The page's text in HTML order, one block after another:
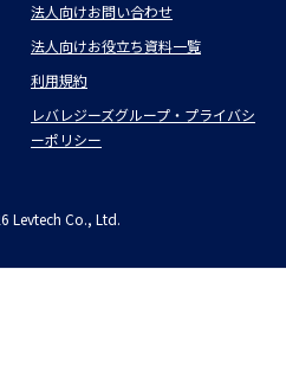
法人向けお問い合わせ
法人向けお役立ち資料一覧
利用規約
レバレジーズグループ・プライバシ
ーポリシー
Levtech Co., Ltd.